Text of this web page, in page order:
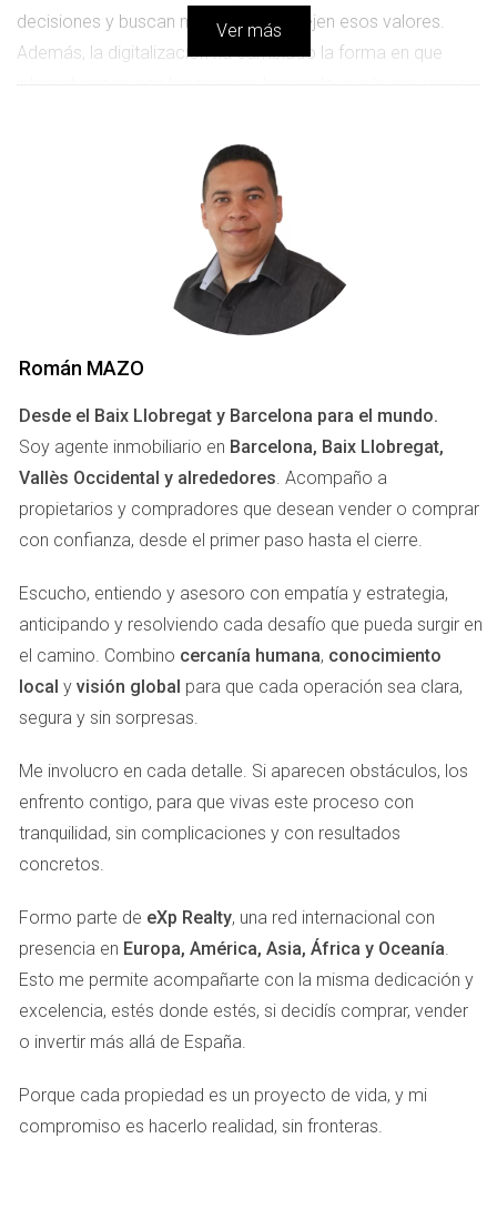
decisiones y buscan marcas que reflejen esos valores.
Además, la digitalización ha cambiado la forma en que
artículo, analizaremos las principales tendencias que
influirán en los consumidores de Martorell y ofreceremos
estrategias prácticas para adaptarse a estos cambios.
TENDENCIAS CLAVE EN
MARTORELL
Sostenibilidad y Compras Ecológicas
La sostenibilidad se ha convertido en un pilar fundamental
para los consumidores modernos. En Martorell, cada vez
más personas están optando por productos ecológicos y
sostenibles. Esto no solo se refleja en la elección de
alimentos orgánicos, sino también en la moda sostenible y
prácticas responsables están ganando terreno
rápidamente.
Los supermercados locales están ampliando su
oferta de productos ecológicos.
Las tiendas de ropa están priorizando materiales
Los consumidores están dispuestos a pagar más por
productos que sean amigables con el medio
ambiente.
Citando a un estudio reciente de <a
"el 70% de los consumidores prefieren comprar marcas
que demuestran un compromiso con la sostenibilidad".
Esto indica que las empresas deben adaptarse a esta
demanda para seguir siendo relevantes.
La digitalización es otra tendencia clave que está
transformando el panorama comercial en Martorell. Con el
Ver más
Román MAZO
Desde el Baix Llobregat y Barcelona para el mundo.
Soy agente inmobiliario en Barcelona, Baix Llobregat,
Vallès Occidental y alrededores. Acompaño a
propietarios y compradores que desean vender o comprar
con confianza, desde el primer paso hasta el cierre.
Escucho, entiendo y asesoro con empatía y estrategia,
anticipando y resolviendo cada desafío que pueda surgir en
el camino. Combino cercanía humana, conocimiento
local y visión global para que cada operación sea clara,
segura y sin sorpresas.
Me involucro en cada detalle. Si aparecen obstáculos, los
enfrento contigo, para que vivas este proceso con
tranquilidad, sin complicaciones y con resultados
concretos.
Formo parte de eXp Realty, una red internacional con
presencia en Europa, América, Asia, África y Oceanía.
Esto me permite acompañarte con la misma dedicación y
excelencia, estés donde estés, si decidís comprar, vender
o invertir más allá de España.
Porque cada propiedad es un proyecto de vida, y mi
compromiso es hacerlo realidad, sin fronteras.